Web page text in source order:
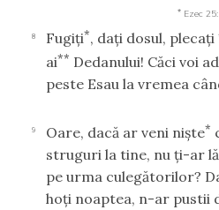
* Ezec
8 Fugiţi*, daţi dosul,
ai** Dedanului! Căci voi
peste Esau la vremea
9 Oare, dacă ar veni nişte*
struguri la tine, nu ţi-ar
pe urma culegătorilor?
hoţi noaptea, n-ar pustii